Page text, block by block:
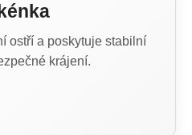
ostří a poskytuje stabilní
krájení.